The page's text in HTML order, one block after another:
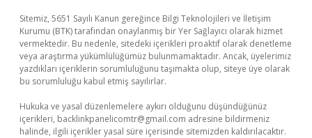
Sitemiz, 5651 Sayılı Kanun gereğince Bilgi Teknolojileri ve İletişim
Kurumu (BTK) tarafından onaylanmış bir Yer Sağlayıcı olarak hizmet
vermektedir. Bu nedenle, sitedeki içerikleri proaktif olarak denetleme
veya araştırma yükümlülüğümüz bulunmamaktadır. Ancak, üyelerimiz
yazdıkları içeriklerin sorumluluğunu taşımakta olup, siteye üye olarak
bu sorumluluğu kabul etmiş sayılırlar.
Hukuka ve yasal düzenlemelere aykırı olduğunu düşündüğünüz
içerikleri, backlinkpanelicomtr@gmail.com adresine bildirmeniz
halinde, ilgili içerikler yasal süre içerisinde sitemizden kaldırılacaktır.